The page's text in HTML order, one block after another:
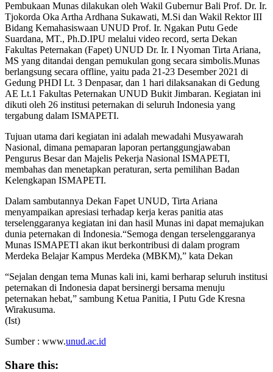
Pembukaan Munas dilakukan oleh Wakil Gubernur Bali Prof. Dr. Ir.
Tjokorda Oka Artha Ardhana Sukawati, M.Si dan Wakil Rektor III
Bidang Kemahasiswaan UNUD Prof. Ir. Ngakan Putu Gede
Suardana, MT., Ph.D.IPU melalui video record, serta Dekan
Fakultas Peternakan (Fapet) UNUD Dr. Ir. I Nyoman Tirta Ariana,
MS yang ditandai dengan pemukulan gong secara simbolis.Munas
berlangsung secara offline, yaitu pada 21-23 Desember 2021 di
Gedung PHDI Lt. 3 Denpasar, dan 1 hari dilaksanakan di Gedung
AE Lt.1 Fakultas Peternakan UNUD Bukit Jimbaran. Kegiatan ini
dikuti oleh 26 institusi peternakan di seluruh Indonesia yang
tergabung dalam ISMAPETI.
Tujuan utama dari kegiatan ini adalah mewadahi Musyawarah
Nasional, dimana pemaparan laporan pertanggungjawaban
Pengurus Besar dan Majelis Pekerja Nasional ISMAPETI,
membahas dan menetapkan peraturan, serta pemilihan Badan
Kelengkapan ISMAPETI.
Dalam sambutannya Dekan Fapet UNUD, Tirta Ariana
menyampaikan apresiasi terhadap kerja keras panitia atas
terselenggaranya kegiatan ini dan hasil Munas ini dapat memajukan
dunia peternakan di Indonesia.“Semoga dengan terselenggaranya
Munas ISMAPETI akan ikut berkontribusi di dalam program
Merdeka Belajar Kampus Merdeka (MBKM),” kata Dekan
“Sejalan dengan tema Munas kali ini, kami berharap seluruh institusi
peternakan di Indonesia dapat bersinergi bersama menuju
peternakan hebat,” sambung Ketua Panitia, I Putu Gde Kresna
Wirakusuma.
(Ist)
Sumber : www.unud.ac.id
Share this: